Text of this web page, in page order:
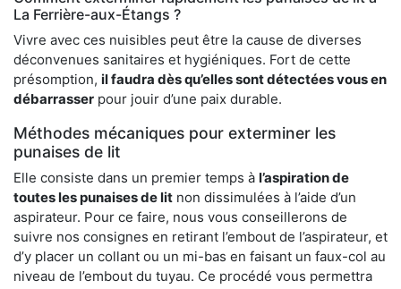
La Ferrière-aux-Étangs ?
Vivre avec ces nuisibles peut être la cause de diverses
déconvenues sanitaires et hygiéniques. Fort de cette
présomption, il faudra dès qu’elles sont détectées vous en
débarrasser pour jouir d’une paix durable.
Méthodes mécaniques pour exterminer les
punaises de lit
Elle consiste dans un premier temps à l’aspiration de
toutes les punaises de lit non dissimulées à l’aide d’un
aspirateur. Pour ce faire, nous vous conseillerons de
suivre nos consignes en retirant l’embout de l’aspirateur, et
d’y placer un collant ou un mi-bas en faisant un faux-col au
niveau de l’embout du tuyau. Ce procédé vous permettra